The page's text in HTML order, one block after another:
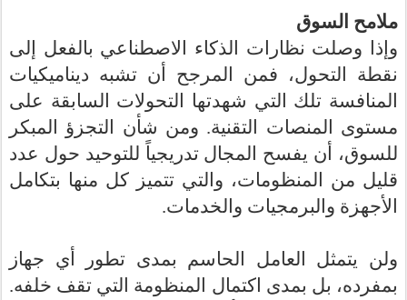
ملامح السوق
وإذا وصلت نظارات الذكاء الاصطناعي بالفعل إلى
نقطة التحول، فمن المرجح أن تشبه ديناميكيات
المنافسة تلك التي شهدتها التحولات السابقة على
مستوى المنصات التقنية. ومن شأن التجزؤ المبكر
للسوق، أن يفسح المجال تدريجياً للتوحيد حول عدد
قليل من المنظومات، والتي تتميز كل منها بتكامل
الأجهزة والبرمجيات والخدمات.
ولن يتمثل العامل الحاسم بمدى تطور أي جهاز
بمفرده، بل بمدى اكتمال المنظومة التي تقف خلفه.